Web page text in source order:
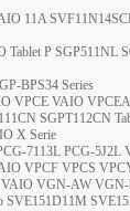
11A
Tablet P SGP511NL
BPS34 Series
VPCE VAIO
SGPT112CN
X Serie
7113L PCG-5J2L
VPCF VPCS
VGN-AW
SVE151D11M